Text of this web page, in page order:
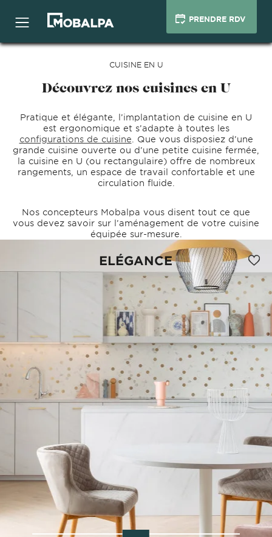
PRENDRE RDV
CUISINE EN U
Découvrez nos cuisines en U
Pratique et élégante, l’implantation de cuisine en U
est ergonomique et s’adapte à toutes les
configurations de cuisine . Que vous disposiez d’une
grande cuisine ouverte ou d’une petite cuisine fermée,
la cuisine en U (ou rectangulaire) offre de nombreux
rangements, un espace de travail confortable et une
circulation fluide.
Nos concepteurs Mobalpa vous disent tout ce que
vous devez savoir sur l’aménagement de votre cuisine
équipée sur-mesure.
ELÉGANCE